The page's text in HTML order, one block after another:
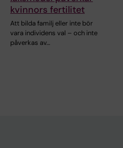
kvinnors fertilitet
Att bilda familj eller inte bör
vara individens val – och inte
påverkas av…